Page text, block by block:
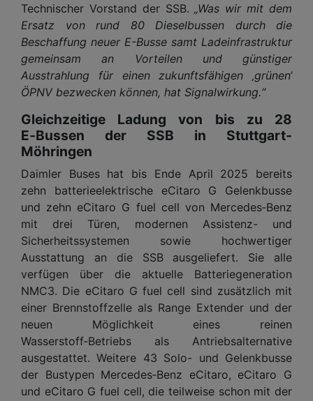
Technischer Vorstand der SSB. „Was wir mit dem
Ersatz von rund 80 Dieselbussen durch die
Beschaffung neuer E-Busse samt Ladeinfrastruktur
gemeinsam an Vorteilen und günstiger
Ausstrahlung für einen zukunftsfähigen ‚grünen‘
ÖPNV bezwecken können, hat Signalwirkung.“
Gleichzeitige Ladung von bis zu 28
E‑Bussen der SSB in Stuttgart-
Möhringen
Daimler Buses hat bis Ende April 2025 bereits
zehn batterieelektrische eCitaro G Gelenkbusse
und zehn eCitaro G fuel cell von Mercedes‑Benz
mit drei Türen, modernen Assistenz- und
Sicherheitssystemen sowie hochwertiger
Ausstattung an die SSB ausgeliefert. Sie alle
verfügen über die aktuelle Batteriegeneration
NMC3. Die eCitaro G fuel cell sind zusätzlich mit
einer Brennstoffzelle als Range Extender und der
neuen Möglichkeit eines reinen
Wasserstoff‑Betriebs als Antriebsalternative
ausgestattet. Weitere 43 Solo- und Gelenkbusse
der Bustypen Mercedes‑Benz eCitaro, eCitaro G
und eCitaro G fuel cell, die teilweise schon mit der